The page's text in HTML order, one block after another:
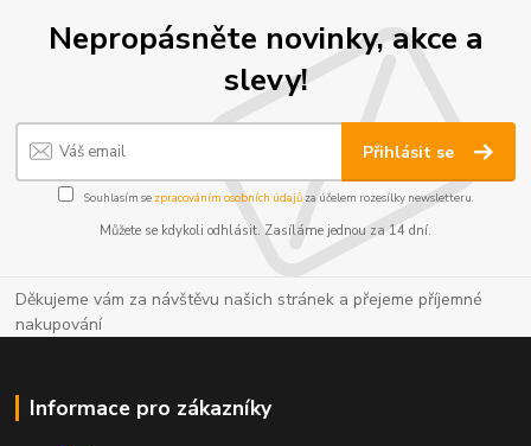
Nepropásněte novinky, akce a
slevy!
Přihlásit se
Souhlasím se zpracováním osobních údajůza účelem rozesílky newsletteru.
Můžete se kdykoli odhlásit. Zasíláme jednou za 14 dní.
Děkujeme vám za návštěvu našich stránek a přejeme příjemné
nakupování
Informace pro zákazníky